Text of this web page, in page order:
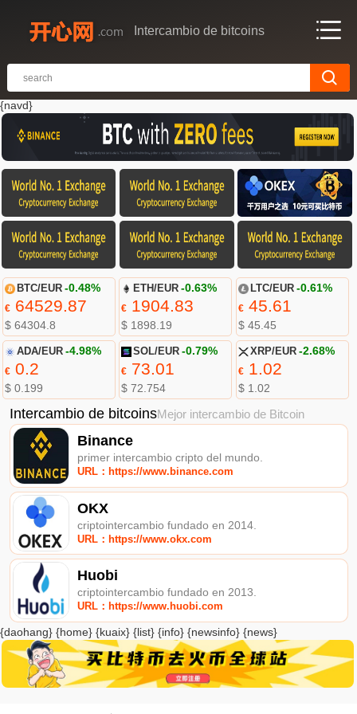
Intercambio de bitcoins
{navd}
BTC/EUR -0.48%
€64529.87
$ 64304.8
ETH/EUR -0.63%
€ 1904.83
$ 1898.19
LTC/EUR -0.61%
€45.61
$ 45.45
ADA/EUR -4.98%
€0.2
$ 0.199
SOL/EUR -0.79%
€ 73.01
$ 72.754
XRP/EUR -2.68%
€1.02
$ 1.02
Intercambio de bitcoinsMejor intercambio de Bitcoin
Binance
primer intercambio cripto del mundo.
URL：https://www.binance.com
OKX
criptointercambio fundado en 2014.
URL：https://www.okx.com
Huobi
criptointercambio fundado en 2013.
URL：https://www.huobi.com
{daohang} {home} {kuaix} {list} {info} {newsinfo} {news}